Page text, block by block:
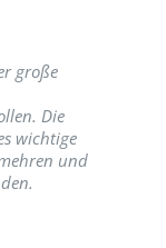
große
Die
wichtige
und